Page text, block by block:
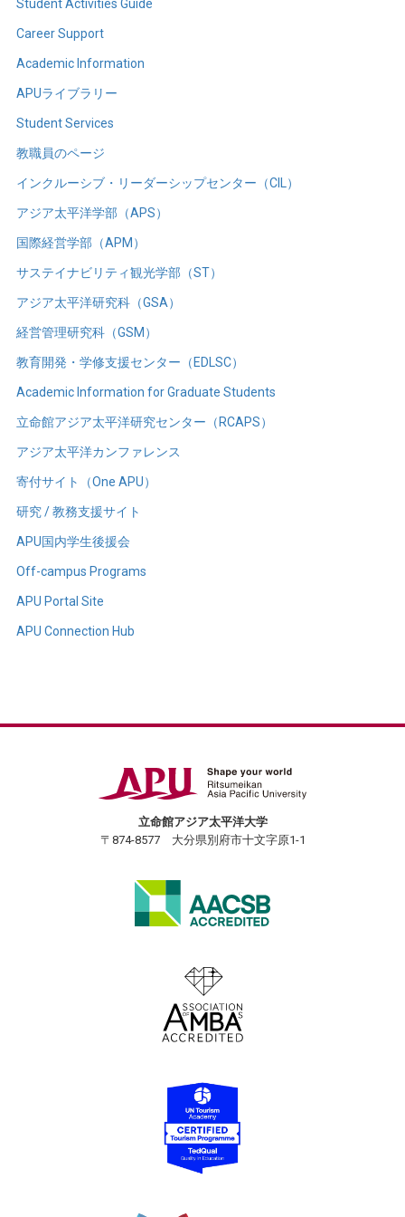
Student Activities Guide
Career Support
Academic Information
APUライブラリー
Student Services
教職員のページ
インクルーシブ・リーダーシップセンター（CIL）
アジア太平洋学部（APS）
国際経営学部（APM）
サステイナビリティ観光学部（ST）
アジア太平洋研究科（GSA）
経営管理研究科（GSM）
教育開発・学修支援センター（EDLSC）
Academic Information for Graduate Students
立命館アジア太平洋研究センター（RCAPS）
アジア太平洋カンファレンス
寄付サイト（One APU）
研究 / 教務支援サイト
APU国内学生後援会
Off-campus Programs
APU Portal Site
APU Connection Hub
立命館アジア太平洋大学
〒874-8577 大分県別府市十文字原1-1